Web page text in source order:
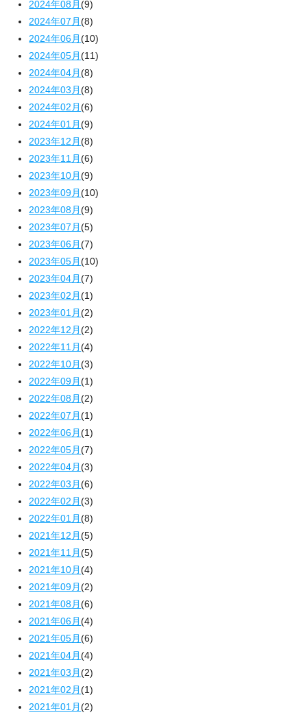
2024年08月(9)
2024年07月(8)
2024年06月(10)
2024年05月(11)
2024年04月(8)
2024年03月(8)
2024年02月(6)
2024年01月(9)
2023年12月(8)
2023年11月(6)
2023年10月(9)
2023年09月(10)
2023年08月(9)
2023年07月(5)
2023年06月(7)
2023年05月(10)
2023年04月(7)
2023年02月(1)
2023年01月(2)
2022年12月(2)
2022年11月(4)
2022年10月(3)
2022年09月(1)
2022年08月(2)
2022年07月(1)
2022年06月(1)
2022年05月(7)
2022年04月(3)
2022年03月(6)
2022年02月(3)
2022年01月(8)
2021年12月(5)
2021年11月(5)
2021年10月(4)
2021年09月(2)
2021年08月(6)
2021年06月(4)
2021年05月(6)
2021年04月(4)
2021年03月(2)
2021年02月(1)
2021年01月(2)